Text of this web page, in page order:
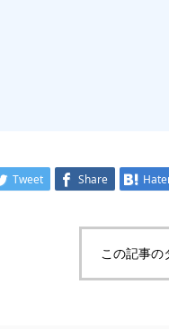
Tweet Share
この記事の